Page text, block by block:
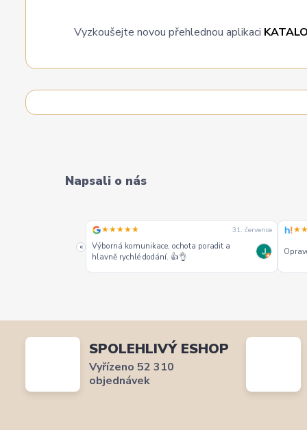
Vyzkoušejte novou přehlednou aplikaci
Napsali o nás
«
★★★★★ 31. července
Výborná komunikace, ochota poradit a
hlavně rychlé dodání. 👍👌
SPOLEHLIVÝ ESHOP
Vyřízeno 52 310
objednávek